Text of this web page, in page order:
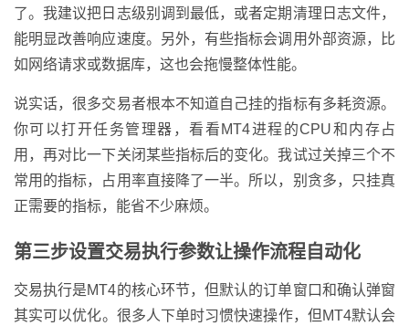
了。我建议把日志级别调到最低，或者定期清理日志文件，
能明显改善响应速度。另外，有些指标会调用外部资源，比
如网络请求或数据库，这也会拖慢整体性能。
说实话，很多交易者根本不知道自己挂的指标有多耗资源。
你可以打开任务管理器，看看MT4进程的CPU和内存占
用，再对比一下关闭某些指标后的变化。我试过关掉三个不
常用的指标，占用率直接降了一半。所以，别贪多，只挂真
正需要的指标，能省不少麻烦。
第三步设置交易执行参数让操作流程自动化
交易执行是MT4的核心环节，但默认的订单窗口和确认弹窗
其实可以优化。很多人下单时习惯快速操作，但MT4默认会